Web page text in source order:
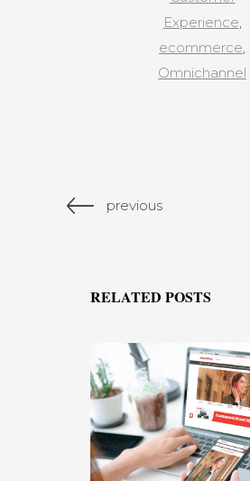
Experience,
ecommerce,
Omnichannel
previous
RELATED POSTS